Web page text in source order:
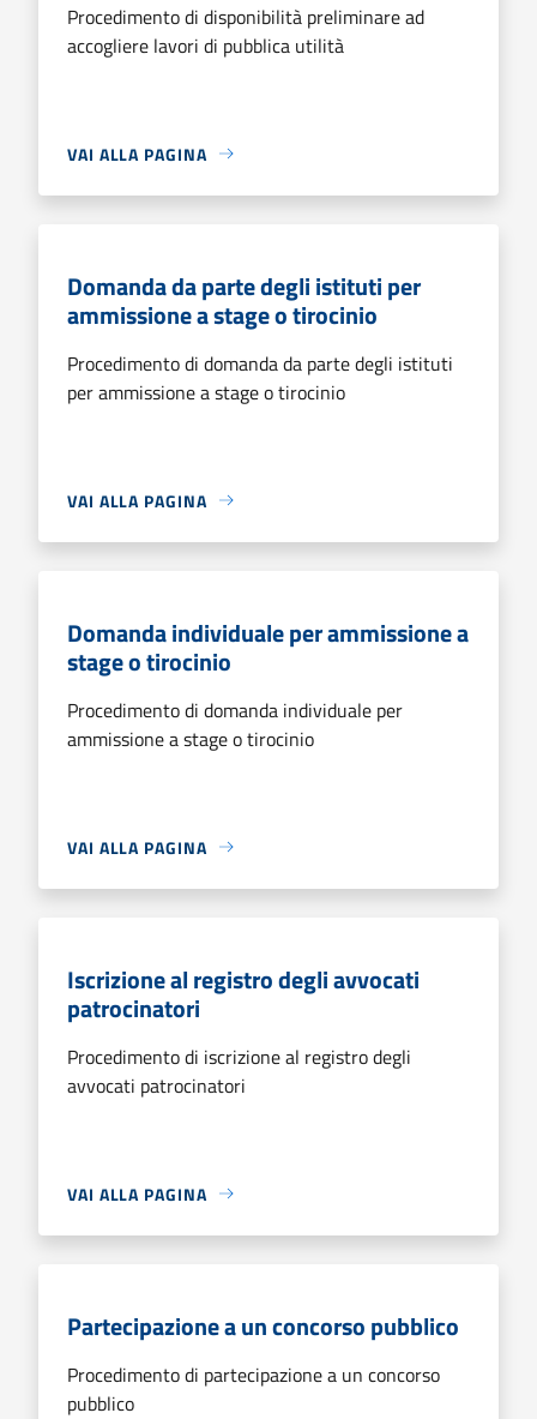
Procedimento di disponibilità preliminare ad
accogliere lavori di pubblica utilità
VAI ALLA PAGINA
Domanda da parte degli istituti per
ammissione a stage o tirocinio
Procedimento di domanda da parte degli istituti
per ammissione a stage o tirocinio
VAI ALLA PAGINA
Domanda individuale per ammissione a
stage o tirocinio
Procedimento di domanda individuale per
ammissione a stage o tirocinio
VAI ALLA PAGINA
Iscrizione al registro degli avvocati
patrocinatori
Procedimento di iscrizione al registro degli
avvocati patrocinatori
VAI ALLA PAGINA
Partecipazione a un concorso pubblico
Procedimento di partecipazione a un concorso
pubblico